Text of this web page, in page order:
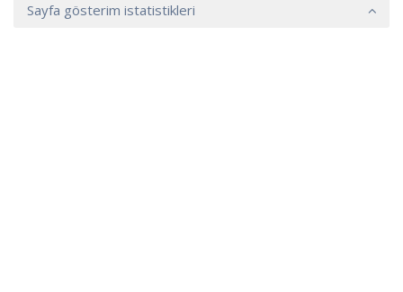
Sayfa gösterim istatistikleri